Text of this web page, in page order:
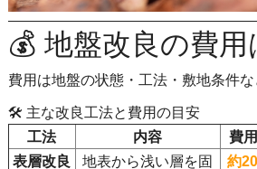
💰 地盤改良の費用
費用は地盤の状態・工法・敷地条件な
🛠 主な改良工法と費用の目安
工法
内容
費
表層改良
地表から浅い層を固 約